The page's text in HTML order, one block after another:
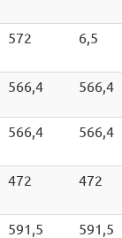
572 6,5
566,4 566,4
566,4 566,4
472 472
591,5 591,5